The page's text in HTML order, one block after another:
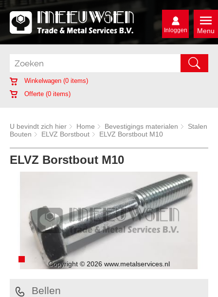
Menu
Inloggen
Winkelwagen (0 items)
Offerte (0 items)
U bevindt zich hier Home Bevestigings materialen
Stalen
Bouten
ELVZ Borstbout ELVZ Borstbout M10
ELVZ Borstbout M10
Copyright © 2026 www.metalservices.nl
Bellen